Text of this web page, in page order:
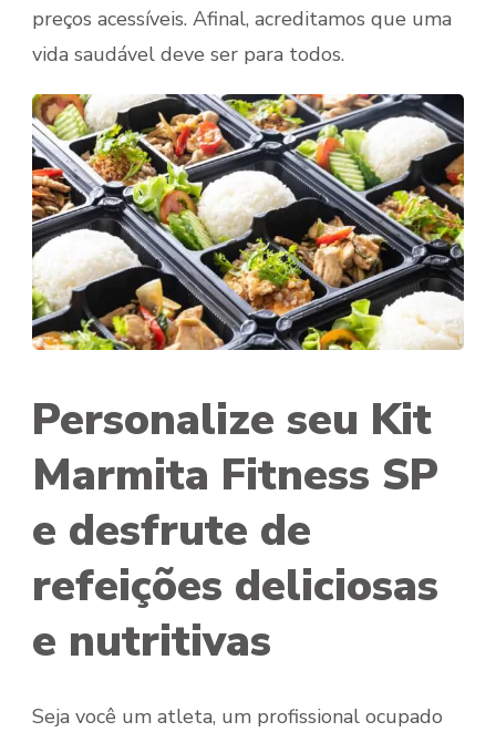
preços acessíveis. Afinal, acreditamos que uma
vida saudável deve ser para todos.
Personalize seu Kit
Marmita Fitness SP
e desfrute de
refeições deliciosas
e nutritivas
Seja você um atleta, um profissional ocupado